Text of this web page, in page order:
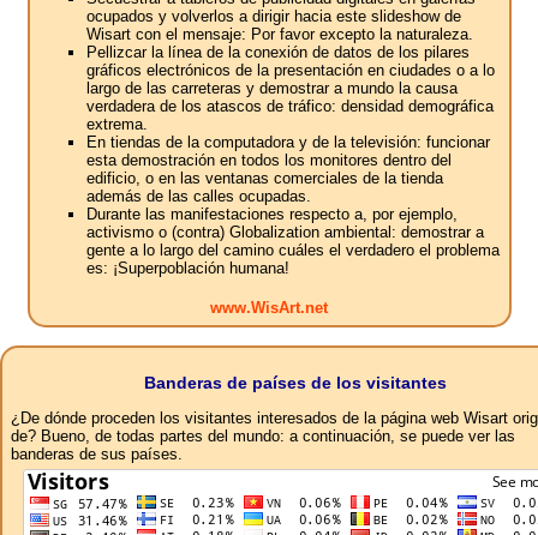
ocupados y volverlos a dirigir hacia este slideshow de
Wisart con el mensaje: Por favor excepto la naturaleza.
Pellizcar la línea de la conexión de datos de los pilares
gráficos electrónicos de la presentación en ciudades o a lo
largo de las carreteras y demostrar a mundo la causa
verdadera de los atascos de tráfico: densidad demográfica
extrema.
En tiendas de la computadora y de la televisión: funcionar
esta demostración en todos los monitores dentro del
edificio, o en las ventanas comerciales de la tienda
además de las calles ocupadas.
Durante las manifestaciones respecto a, por ejemplo,
activismo o (contra) Globalization ambiental: demostrar a
gente a lo largo del camino cuáles el verdadero el problema
es: ¡Superpoblación humana!
www.WisArt.net
Banderas de países de los visitantes
¿De dónde proceden los visitantes interesados ​​de la página web Wisart
de? Bueno, de todas partes del mundo: a continuación, se puede ver las
banderas de sus países.